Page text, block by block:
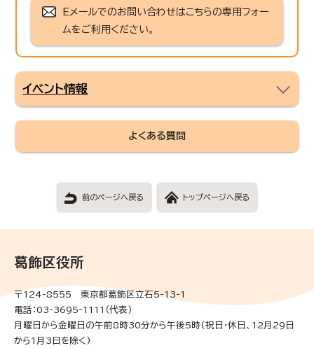
Eメールでのお問い合わせはこちらの専用フォー
ムをご利用ください。
イベント情報
よくある質問
前のページへ戻る トップページへ戻る
葛飾区役所
〒124-8555 東京都葛飾区立石5-13-1
電話：03-3695-1111（代表）
月曜日から金曜日の午前8時30分から午後5時(祝日・休日、12月29日
から1月3日を除く)